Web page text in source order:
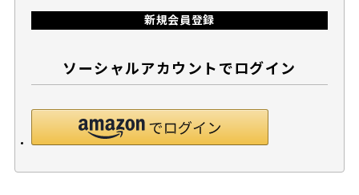
新規会員登録
ソーシャルアカウントでログイン